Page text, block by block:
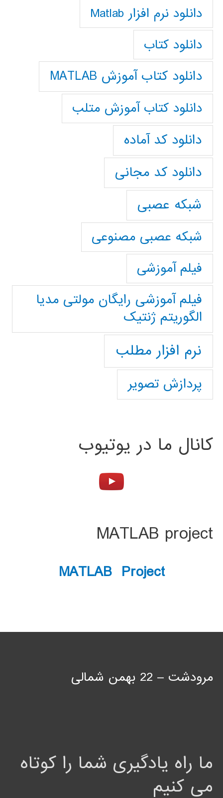
دانلود نرم افزار Matlab
دانلود کتاب
دانلود کتاب آموزش MATLAB
دانلود کتاب آموزش متلب
دانلود کد آماده
دانلود کد مجانی
شبکه عصبی
شبکه عصبی مصنوعی
فیلم آموزشی
فیلم آموزشی رایگان مولتی مدیا
الگوریتم ژنتیک
نرم افزار مطلب
پردازش تصویر
کانال ما در یوتیوب
MATLAB project
MATLAB Project
مرودشت – 22 بهمن شمالی
ما راه یادگیری شما را کوتاه
می کنیم